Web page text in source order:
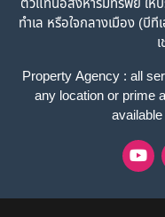
ตัวแทนอสังหาริมทรัพย์ ให้บ
ทำเล หรือใจกลางเมือง (บี
Property Agency : all
any location or prime